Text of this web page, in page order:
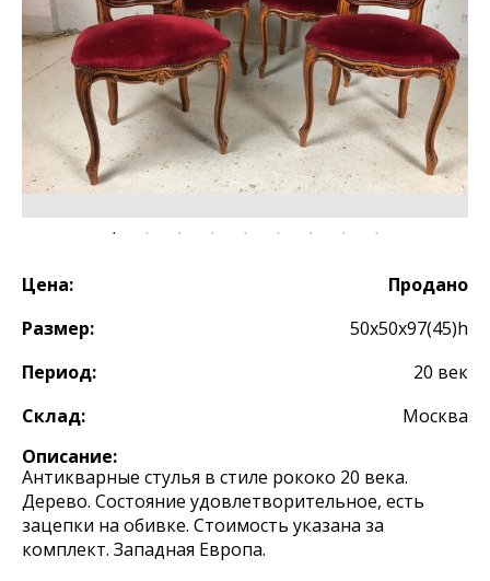
Цена:
Продано
Размер:
50х50х97(45)h
Период:
20 век
Склад:
Москва
Описание:
Антикварные стулья в стиле рококо 20 века.
Дерево. Состояние удовлетворительное, есть
зацепки на обивке. Стоимость указана за
комплект. Западная Европа.